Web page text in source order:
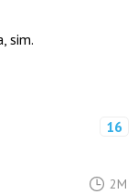
sim.
16
2M